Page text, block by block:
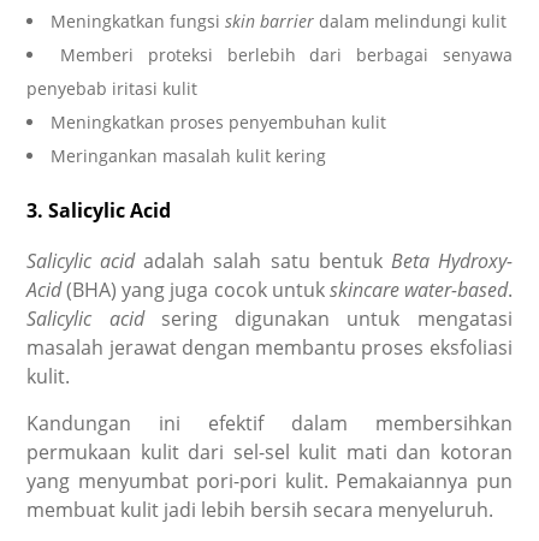
Meningkatkan fungsiskin barrier dalam melindungi kulit
Memberi proteksi berlebih dari berbagai senyawa
penyebab iritasi kulit
Meningkatkan proses penyembuhan kulit
Meringankan masalah kulit kering
3. Salicylic Acid
Salicylic acidadalah salah satu bentuk Beta Hydroxy-
Acid(BHA) yang juga cocok untukskincare water-based.
Salicylic acidsering digunakan untuk mengatasi
masalah jerawat dengan membantu proses eksfoliasi
kulit.
Kandungan ini efektif dalam membersihkan
permukaan kulit dari sel-sel kulit mati dan kotoran
yang menyumbat pori-pori kulit. Pemakaiannya pun
membuat kulit jadi lebih bersih secara menyeluruh.